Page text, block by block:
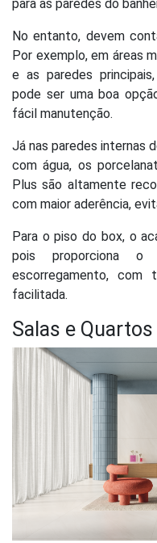
para as paredes do
No entanto, devem
Por exemplo, em áreas
e as paredes
pode ser uma boa
fácil manutenção.
Já nas paredes internas
com água, os
Plus são altamente
com maior aderência,
Para o piso do box, o
pois proporciona o
escorregamento, com
facilitada.
Salas e Quartos